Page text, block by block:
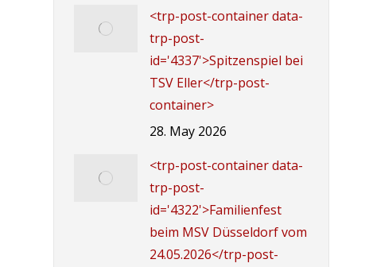
<trp-post-container data-
trp-post-
id='4337'>Spitzenspiel bei
TSV Eller</trp-post-
container>
28. May 2026
<trp-post-container data-
trp-post-
id='4322'>Familienfest
beim MSV Düsseldorf vom
24.05.2026</trp-post-